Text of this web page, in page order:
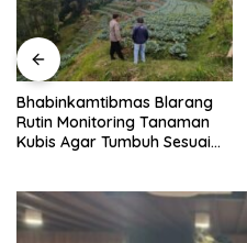
Bhabinkamtibmas Blarang
Rutin Monitoring Tanaman
Kubis Agar Tumbuh Sesuai